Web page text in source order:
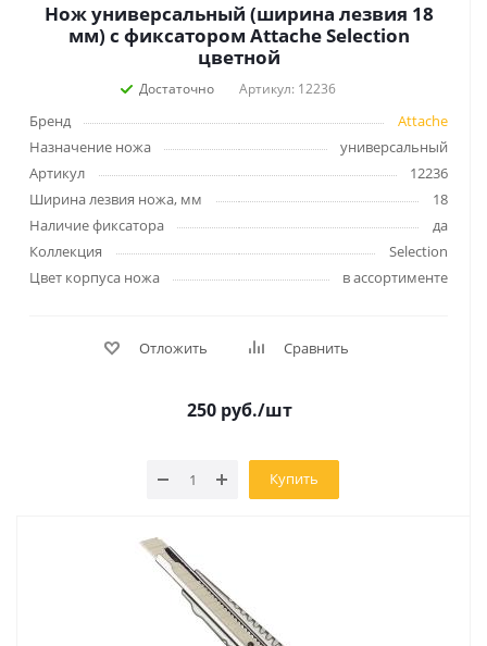
Нож универсальный (ширина лезвия 18
мм) с фиксатором Attache Selection
цветной
Достаточно Артикул: 12236
Бренд
Attache
Назначение ножа
универсальный
Артикул
12236
Ширина лезвия ножа, мм
18
Наличие фиксатора
да
Коллекция
Selection
Цвет корпуса ножа
в ассортименте
Отложить Сравнить
250руб./шт
Купить